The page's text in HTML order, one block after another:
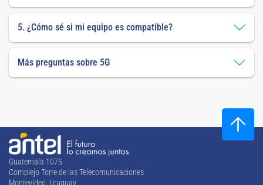
5. ¿Cómo sé si mi equipo es compatible?
Más preguntas sobre 5G
Guatemala 1075
Complejo Torre de las Telecomunicaciones
Montevideo, Uruguay